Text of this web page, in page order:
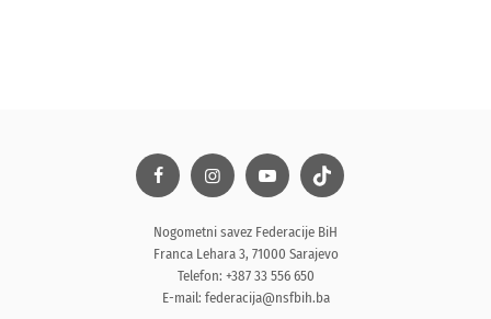
Nogometni savez Federacije BiH
Franca Lehara 3, 71000 Sarajevo
Telefon: +387 33 556 650
E-mail: federacija@nsfbih.ba